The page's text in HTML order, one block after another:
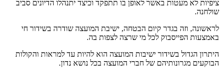
ציפיות לא מעטות באשר לאופן בו תתפקד וכיצד יתנהלו הדיונים סביב
שולחנה.
לראשונה, וזה בגדר קיום הבטחה, ישיבת המועצה שודרה בשידור חי
באמצעות הפייסבוק לכל מי שרצה לצפות בה.
היתרון הגדול בשידור ישיבות המועצה הוא להיות עד למראות והקולות
הבוקעים מגרונותיהם של חברי המועצה בכל נושא נדון.